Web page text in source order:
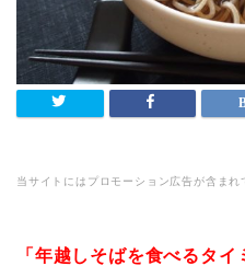
当サイトにはプロモーション広告が含まれ
「年越しそばを食べるタイ